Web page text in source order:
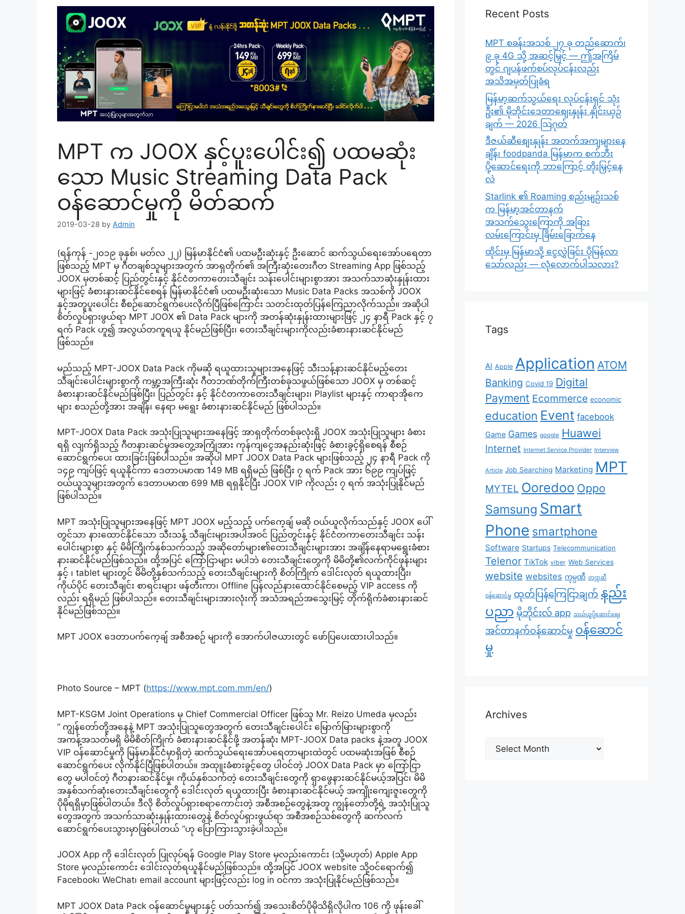
MPT က JOOX နှင့်ပူးပေါင်း၍ ပထမဆုံး
သော Music Streaming Data Pack
ဝန်ဆောင်မှုကို မိတ်ဆက်
2019-03-28 by Admin
(ရန်ကုန် -၂၀၁၉ ခုနှစ်၊ မတ်လ ၂၂) မြန်မာနိုင်ငံ၏ ပထမဦးဆုံးနှင့် ဦးဆောင် ဆက်သွယ်ရေးအော်ပရေတာ
ဖြစ်သည့် MPT မှ ဂီတချစ်သူများအတွက် အာရှတိုက်၏ အကြီးဆုံးတေးဂီတ Streaming App ဖြစ်သည့်
JOOX မှတစ်ဆင့် ပြည်တွင်းနှင့် နိုင်ငံတကာတေးသီချင်း သန်းပေါင်းများစွာအား အသက်သာဆုံးနှုန်းထား
များဖြင့် ခံစားနားဆင်နိုင်စေရန် မြန်မာနိုင်ငံ၏ ပထမဦးဆုံးသော Music Data Packs အသစ်ကို JOOX
နှင့်အတူပူးပေါင်း စီစဉ်ဆောင်ရွက်ပေးလိုက်ပြီဖြစ်ကြောင်း သတင်းထုတ်ပြန်ကြေညာလိုက်သည်။ အဆိုပါ
စိတ်လှုပ်ရှားဖွယ်ရာ MPT JOOX ၏ Data Pack များကို အတန်ဆုံးနှုန်းထားများဖြင့် ၂၄ နာရီ Pack နှင့် ၇
ရက် Pack ဟူ၍ အလွယ်တကူရယူ နိုင်မည်ဖြစ်ပြီး၊ တေးသီချင်းများကိုလည်းခံစားနားဆင်နိုင်မည်
ဖြစ်သည်။
မည်သည့် MPT-JOOX Data Pack ကိုမဆို ရယူထားသူများအနေဖြင့် သီးသန့်နားဆင်နိုင်မည့်တေး
သီချင်းပေါင်းများစွာကို ကမ္ဘာ့အကြီးဆုံး ဂီတဘဏ်တိုက်ကြီးတစ်ခုသဖွယ်ဖြစ်သော JOOX မှ တစ်ဆင့်
ခံစားနားဆင်နိင်မည်ဖြစ်ပြီး၊ ပြည်တွင်း နှင့် နိုင်ငံတကာတေးသီချင်းများ၊ Playlist များနှင့် ကာရာအိုကေ
များ စသည်တို့အား အချိန်၊ နေရာ မရွေး ခံစားနားဆင်နိုင်မည် ဖြစ်ပါသည်။
MPT-JOOX Data Pack အသုံးပြုသူများအနေဖြင့် အာရှတိုက်တစ်ခုလုံးရှိ JOOX အသုံးပြုသူများ ခံစား
ရရှိ လျက်ရှိသည့် ဂီတနားဆင်မှုအတွေ့အကြုံအား ကုန်ကျငွေအနည်းဆုံးဖြင့် ခံစားခွင့်ရှိစေရန် စီစဉ်
ဆောင်ရွက်ပေး ထားခြင်းဖြစ်ပါသည်။ အဆိုပါ MPT JOOX Data Pack များဖြစ်သည့် ၂၄ နာရီ Pack ကို
၁၄၉ ကျပ်ဖြင့် ရယူနိုင်ကာ ဒေတာပမာဏ 149 MB ရရှိမည် ဖြစ်ပြီး ၇ ရက် Pack အား ၆၉၉ ကျပ်ဖြင့်
ဝယ်ယူသူများအတွက် ဒေတာပမာဏ 699 MB ရရှနိုင်ပြီး JOOX VIP ကိုလည်း ၇ ရက် အသုံးပြုနိုင်မည်
ဖြစ်ပါသည်။
MPT အသုံးပြုသူများအနေဖြင့် MPT JOOX မည့်သည့် ပက်ကေ့ချ် မဆို ဝယ်ယူလိုက်သည်နှင့် JOOX ပေါ်
တွင်သာ နားထောင်နိုင်သော သီးသန့် သီချင်းများအပါအဝင် ပြည်တွင်းနှင့် နိုင်ငံတကာတေးသီချင်း သန်း
ပေါင်းများစွာ နှင့် မိမိကြိုက်နှစ်သက်သည့် အဆိုတော်များ၏တေးသီချင်းများအား အချိန်နေရာမရွေးခံစား
နားဆင်နိုင်မည်ဖြစ်သည်။ ထို့အပြင် ကြော်ငြာများ မပါဘဲ တေးသီချင်းတွေကို မိမိတို့၏လက်ကိုင်ဖုန်းများ
နှင့် ၊ tablet များတွင် မိမိတို့နှစ်သက်သည့် တေးသီချင်းများကို စိတ်ကြိုက် ဒေါင်းလုတ် ရယူထားပြီး၊
ကိုယ်ပိုင် တေးသီချင်း စာရင်းများ ဖန်တီးကာ၊ Offline ပြန်လည်နားထောင်နိုင်စေမည့် VIP access ကို
လည်း ရရှိမည် ဖြစ်ပါသည်။ တေးသီချင်းများအားလုံးကို အသံအရည်အသွေးမြင့် တိုက်ရိုက်ခံစားနားဆင်
နိုင်မည်ဖြစ်သည်။
MPT JOOX ဒေတာပက်ကေ့ချ် အစီအစဉ် များကို အောက်ပါဇယားတွင် ဖော်ပြပေးထားပါသည်။
Photo Source – MPT (https://www.mpt.com.mm/en/)
MPT-KSGM Joint Operations မှ Chief Commercial Officer ဖြစ်သူ Mr. Reizo Umeda မှလည်း
“ ကျွန်တော်တို့အနေနဲ့ MPT အသုံးပြုသူတွေအတွက် တေးသီချင်းပေါင်း မြောက်မြားများစွာကို
အကန့်အသတ်မရှိ မိမိစိတ်ကြိုက် ခံစားနားဆင်နိုင်ဖို့ အတန်ဆုံး MPT-JOOX Data packs နဲ့အတူ JOOX
VIP ဝန်ဆောင်မှုကို မြန်မာနိုင်ငံမှာရှိတဲ့ ဆက်သွယ်ရေးအော်ပရေတာများထဲတွင် ပထမဆုံးအဖြစ် စီစဉ်
ဆောင်ရွက်ပေး လိုက်နိုင်ပြီဖြစ်ပါတယ်။ အထုူးခံစားခွင့်တွေ ပါဝင်တဲ့ JOOX Data Pack မှာ ကြော်ငြာ
တွေ မပါဝင်တဲ့ ဂီတနားဆင်နိုင်မှု၊ ကိုယ်နှစ်သက်တဲ့ တေးသီချင်းတွေကို ရှာဖွေနားဆင်နိုင်မယ့်အပြင်၊ မိမိ
အနှစ်သက်ဆုံးတေးသီချင်းတွေကို ဒေါင်းလုတ် ရယူထားပြီး ခံစားနားဆင်နိုင်မယ့် အကျိုးကျေးဇူးတွေကို
ပိုမိုရရှိမှာဖြစ်ပါတယ်။ ဒီလို စိတ်လှုပ်ရှားစရာကောင်းတဲ့ အစီအစဉ်တွေနဲ့အတူ ကျွန်တော်တို့ရဲ့ အသုံးပြုသူ
တွေအတွက် အသက်သာဆုံးနှုန်းထားတွေနဲ့ စိတ်လှုပ်ရှားဖွယ်ရာ အစီအစဉ်သစ်တွေကို ဆက်လက်
ဆောင်ရွက်ပေးသွားမှာဖြစ်ပါတယ် “ဟု ပြောကြားသွားခဲ့ပါသည်။
JOOX App ကို ဒေါင်းလုတ် ပြုလုပ်ရန် Google Play Store မှလည်းကောင်း (သို့မဟုတ်) Apple App
Store မှလည်းကောင်း ဒေါင်းလုတ်ရယူနိုင်မည်ဖြစ်သည်။ ထို့အပြင် JOOX website သို့ဝင်ရောက်၍
Facebook၊ WeChat၊ email account များဖြင့်လည်း log in ဝင်ကာ အသုံးပြုနိုင်မည်ဖြစ်သည်။
MPT JOOX Data Pack ဝန်ဆောင်မှုများနှင့် ပတ်သက်၍ အသေးစိတ်ပိုမိုသိရှိလိုပါက 106 ကို ဖုန်းခေါ်
Recent Posts
MPT စခန်းအသစ် ၂၇ ခု တည်ဆောက်၊
၉ ခု 4G သို့ အဆင့်မြှင့် — ဤအကြိမ်
တွင် ဂျပန်ဖက်စပ်လုပ်ငန်းလည်း
အသိအမှတ်ပြုခံရ
မြန်မာ့ဆက်သွယ်ရေး လုပ်ငန်းရှင် သုံး
ဦး၏ မိုဘိုင်းဒေတာစျေးနှုန်း နှိုင်းယှဉ်
ချက် — 2026 သြဂုတ်
ဒီဇယ်ဆီစျေးနှုန်း အတက်အကျများနေ
ချိန်၊ foodpanda မြန်မာက စက်ဘီး
ပို့ဆောင်ရေးကို ဘာကြောင့် တိုးမြှင့်နေ
လဲ
Starlink ၏ Roaming စည်းမျဉ်းသစ်
က မြန်မာ့အင်တာနက်
အသက်သွေးကြောကို အခြား
လမ်းကြောင်းမှ ခြိမ်းခြောက်နေ
ထိုင်းမှ မြန်မာသို့ ငွေလွှဲခြင်း ပိုမြန်လာ
သော်လည်း — လုံလောက်ပါသလား?
Tags
AI Apple Application ATOM
Banking Covid 19 Digital
Payment Ecommerce economic
education Event facebook
Game Games google Huawei
Internet Internet Service Provider Interview
Article Job Searching Marketing MPT
MYTEL Ooredoo Oppo
Samsung Smart
Phone smartphone
Software Startups Telecommunication
Telenor TikTok viber Web Services
website websites ကုမ္ပဏီ တက္ကဆီ
ဝန်ဆောင်မှု ထုတ်ပြန်ကြေငြာချက် နည်း
ပညာ မိုဘိုင်းလ် app သယ်ယူပို့ဆောင်ရေး
အင်တာနက်ဝန်ဆောင်မှု ၀န်ဆောင်
မှု
Archives
Archives